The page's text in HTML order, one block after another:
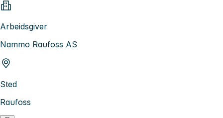
Arbeidsgiver
Nammo Raufoss AS
Sted
Raufoss